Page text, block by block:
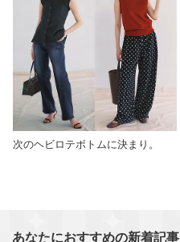
次のヘビロテボトムに決まり。
あなたにおすすめの新着記事